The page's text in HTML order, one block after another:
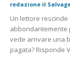
redazione il
Un lettore
abbondantemente
vede arrivare una
pagata? Risponde